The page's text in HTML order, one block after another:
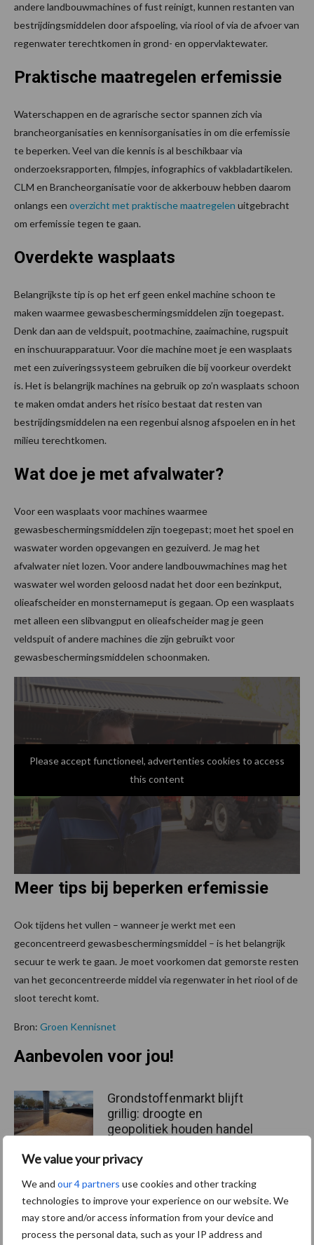
We value your privacy
We and our 4 partners use cookies and other tracking
technologies to improve your experience on our website. We
may store and/or access information from your device and
process the personal data, such as your IP address and
andere landbouwmachines of fust reinigt, kunnen restanten van
bestrijdingsmiddelen door afspoeling, via riool of via de afvoer van
regenwater terechtkomen in grond- en oppervlaktewater.
Praktische maatregelen erfemissie
Waterschappen en de agrarische sector spannen zich via
brancheorganisaties en kennisorganisaties in om die erfemissie
te beperken. Veel van die kennis is al beschikbaar via
onderzoeksrapporten, filmpjes, infographics of vakbladartikelen.
CLM en Brancheorganisatie voor de akkerbouw hebben daarom
onlangs een overzicht met praktische maatregelen uitgebracht
om erfemissie tegen te gaan.
Overdekte wasplaats
Belangrijkste tip is op het erf geen enkel machine schoon te
maken waarmee gewasbeschermingsmiddelen zijn toegepast.
Denk dan aan de veldspuit, pootmachine, zaaimachine, rugspuit
en inschuurapparatuur. Voor die machine moet je een wasplaats
met een zuiveringssysteem gebruiken die bij voorkeur overdekt
is. Het is belangrijk machines na gebruik op zo’n wasplaats schoon
te maken omdat anders het risico bestaat dat resten van
bestrijdingsmiddelen na een regenbui alsnog afspoelen en in het
milieu terechtkomen.
Wat doe je met afvalwater?
Voor een wasplaats voor machines waarmee
gewasbeschermingsmiddelen zijn toegepast; moet het spoel en
waswater worden opgevangen en gezuiverd. Je mag het
afvalwater niet lozen. Voor andere landbouwmachines mag het
waswater wel worden geloosd nadat het door een bezinkput,
olieafscheider en monsternameput is gegaan. Op een wasplaats
met alleen een slibvangput en olieafscheider mag je geen
veldspuit of andere machines die zijn gebruikt voor
gewasbeschermingsmiddelen schoonmaken.
Please accept functioneel, advertenties cookies to access
this content
Meer tips bij beperken erfemissie
Ook tijdens het vullen – wanneer je werkt met een
geconcentreerd gewasbeschermingsmiddel – is het belangrijk
secuur te werk te gaan. Je moet voorkomen dat gemorste resten
van het geconcentreerde middel via regenwater in het riool of de
sloot terecht komt.
Bron: Groen Kennisnet
Aanbevolen voor jou!
Grondstoffenmarkt blijft
grillig: droogte en
geopolitiek houden handel
De speenhuid: een vaak
onderschatte risicofactor
voor mastitis